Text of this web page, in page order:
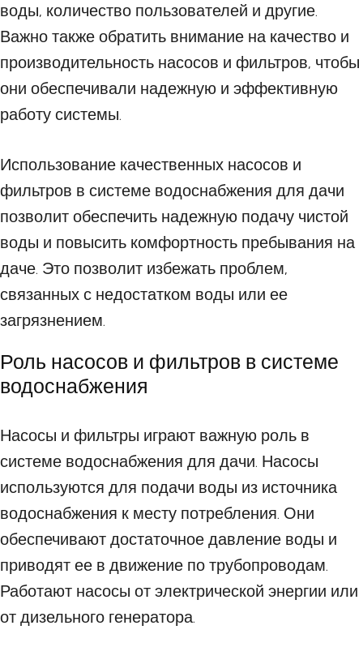
воды, количество пользователей и другие.
Важно также обратить внимание на качество и
производительность насосов и фильтров, чтобы
они обеспечивали надежную и эффективную
работу системы.
Использование качественных насосов и
фильтров в системе водоснабжения для дачи
позволит обеспечить надежную подачу чистой
воды и повысить комфортность пребывания на
даче. Это позволит избежать проблем,
связанных с недостатком воды или ее
загрязнением.
Роль насосов и фильтров в системе
водоснабжения
Насосы и фильтры играют важную роль в
системе водоснабжения для дачи. Насосы
используются для подачи воды из источника
водоснабжения к месту потребления. Они
обеспечивают достаточное давление воды и
приводят ее в движение по трубопроводам.
Работают насосы от электрической энергии или
от дизельного генератора.